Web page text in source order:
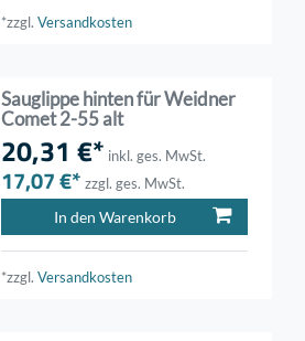
*zzgl.Versandkosten
Sauglippe hinten für Weidner
Comet 2-55 alt
20,31 €* inkl. ges. MwSt.
17,07 €* zzgl. ges. MwSt.
In den Warenkorb
*zzgl.Versandkosten